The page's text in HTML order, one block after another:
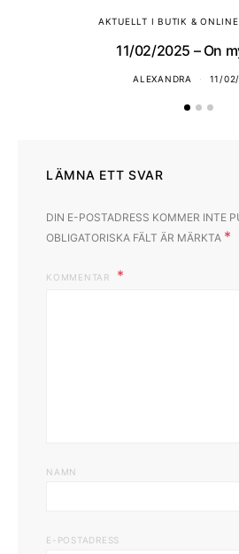
AKTUELLT I BUTIK & ONLINE
11/02/2025 – On
ALEXANDRA 11/
LÄMNA ETT SVAR
DIN E-POSTADRESS KOMMER INTE
OBLIGATORISKA FÄLT ÄR MÄRKTA *
KOMMENTAR
NAMN
E-POSTADRESS